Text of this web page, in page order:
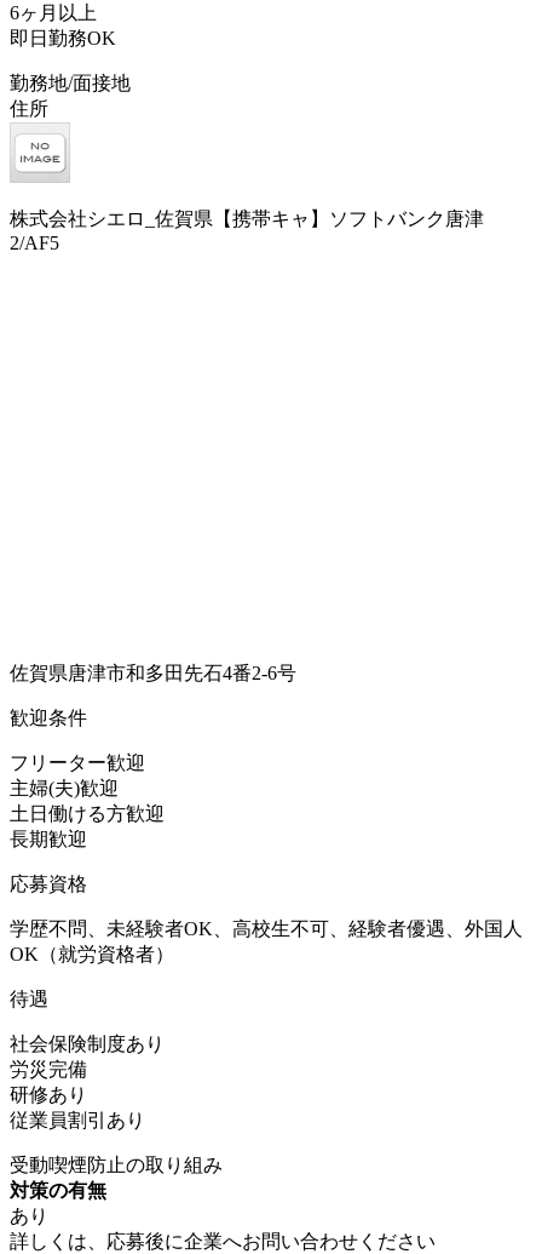
6ヶ月以上
即日勤務OK
勤務地/面接地
住所
株式会社シエロ_佐賀県【携帯キャ】ソフトバンク唐津
2/AF5
佐賀県唐津市和多田先石4番2-6号
歓迎条件
フリーター歓迎
主婦(夫)歓迎
土日働ける方歓迎
長期歓迎
応募資格
学歴不問、未経験者OK、高校生不可、経験者優遇、外国人
OK（就労資格者）
待遇
社会保険制度あり
労災完備
研修あり
従業員割引あり
受動喫煙防止の取り組み
対策の有無
あり
詳しくは、応募後に企業へお問い合わせください